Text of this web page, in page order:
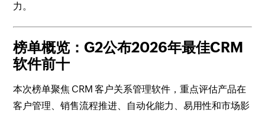
力。
榜单概览：G2公布2026年最佳CRM
软件前十
本次榜单聚焦 CRM 客户关系管理软件，重点评估产品在
客户管理、销售流程推进、自动化能力、易用性和市场影